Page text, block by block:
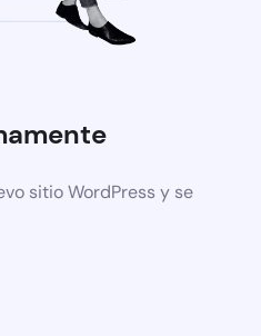
sitio WordPress y se